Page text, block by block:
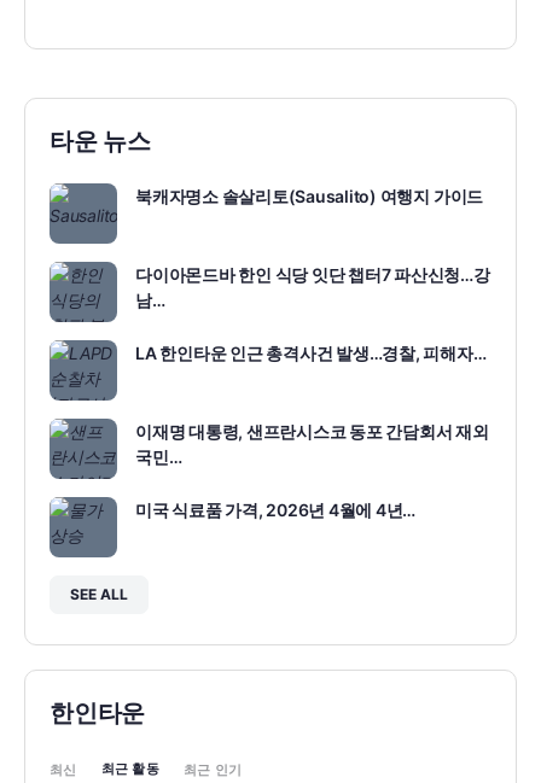
타운 뉴스
북캐자명소 솔살리토(Sausalito) 여행지 가이드
다이아몬드바 한인 식당 잇단 챕터7 파산신청…강
남…
LA 한인타운 인근 총격사건 발생…경찰, 피해자…
이재명 대통령, 샌프란시스코 동포 간담회서 재외
국민…
미국 식료품 가격, 2026년 4월에 4년…
SEE ALL
한인타운
최신 최근 활동 최근 인기